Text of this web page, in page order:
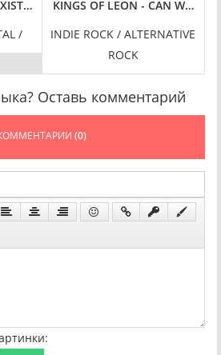
FLAC [24-BIT HI-RES] (2024) FLAC
/
KINGS OF LEON - CAN WE
INDIE ROCK / ALTERNATIVE
ROCK
Оставь комментарий
(0)